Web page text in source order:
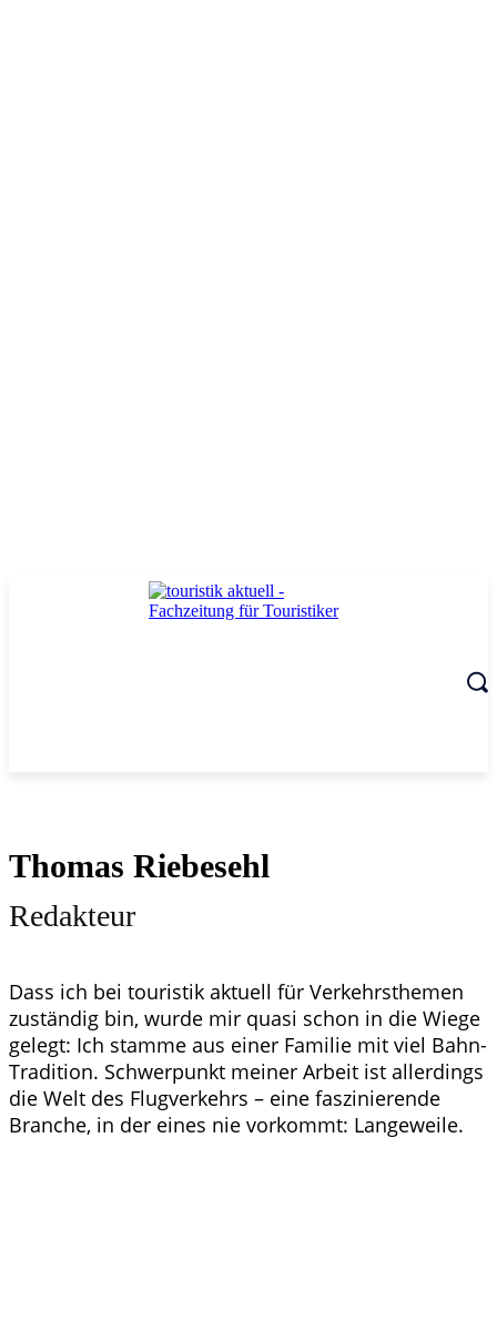
Thomas Riebesehl
Redakteur
Dass ich bei touristik aktuell für Verkehrsthemen
zuständig bin, wurde mir quasi schon in die Wiege
gelegt: Ich stamme aus einer Familie mit viel Bahn-
Tradition. Schwerpunkt meiner Arbeit ist allerdings
die Welt des Flugverkehrs – eine faszinierende
Branche, in der eines nie vorkommt: Langeweile.